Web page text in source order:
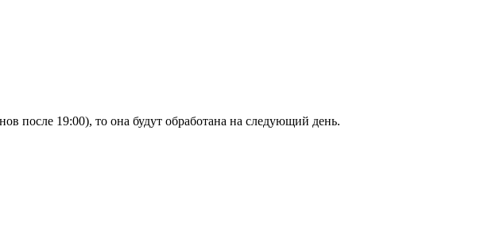
после 19:00), то она будут обработана на следующий день.